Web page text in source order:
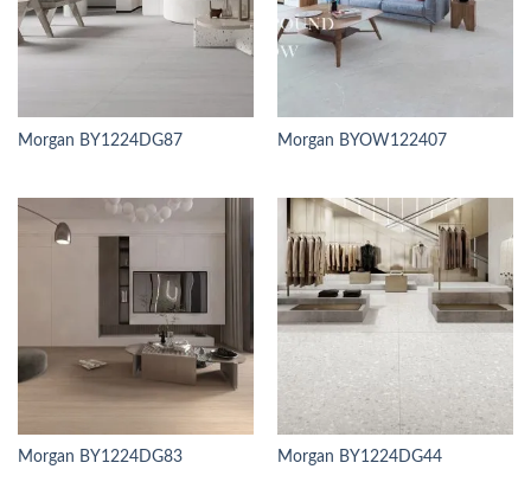
Morgan BY1224DG87 Morgan BYOW122407
Morgan BY1224DG83 Morgan BY1224DG44